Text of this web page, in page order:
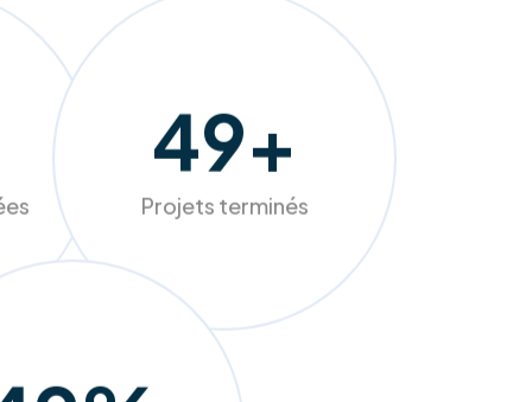
255+
Projets terminés